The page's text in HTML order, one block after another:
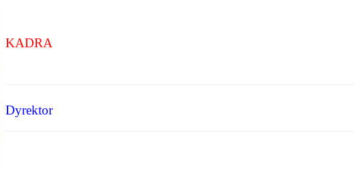
KADRA
Dyrektor